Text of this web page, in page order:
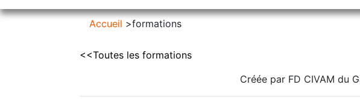
Accueil >formations
<<Toutes les formations
Créée par FD CIVAM du